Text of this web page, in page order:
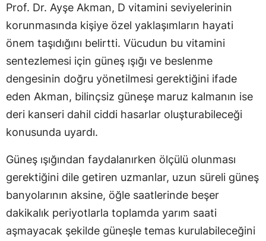
Prof. Dr. Ayşe Akman, D vitamini seviyelerinin
korunmasında kişiye özel yaklaşımların hayati
önem taşıdığını belirtti. Vücudun bu vitamini
sentezlemesi için güneş ışığı ve beslenme
dengesinin doğru yönetilmesi gerektiğini ifade
eden Akman, bilinçsiz güneşe maruz kalmanın ise
deri kanseri dahil ciddi hasarlar oluşturabileceği
konusunda uyardı.
Güneş ışığından faydalanırken ölçülü olunması
gerektiğini dile getiren uzmanlar, uzun süreli güneş
banyolarının aksine, öğle saatlerinde beşer
dakikalık periyotlarla toplamda yarım saati
aşmayacak şekilde güneşle temas kurulabileceğini